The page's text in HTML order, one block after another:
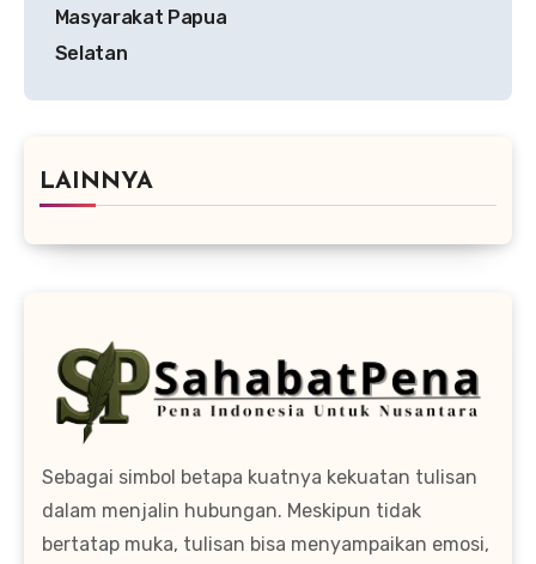
Masyarakat Papua
Selatan
LAINNYA
Sebagai simbol betapa kuatnya kekuatan tulisan
dalam menjalin hubungan. Meskipun tidak
bertatap muka, tulisan bisa menyampaikan emosi,